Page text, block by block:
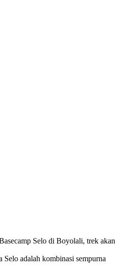
Selo di Boyolali, trek akan
adalah kombinasi sempurna